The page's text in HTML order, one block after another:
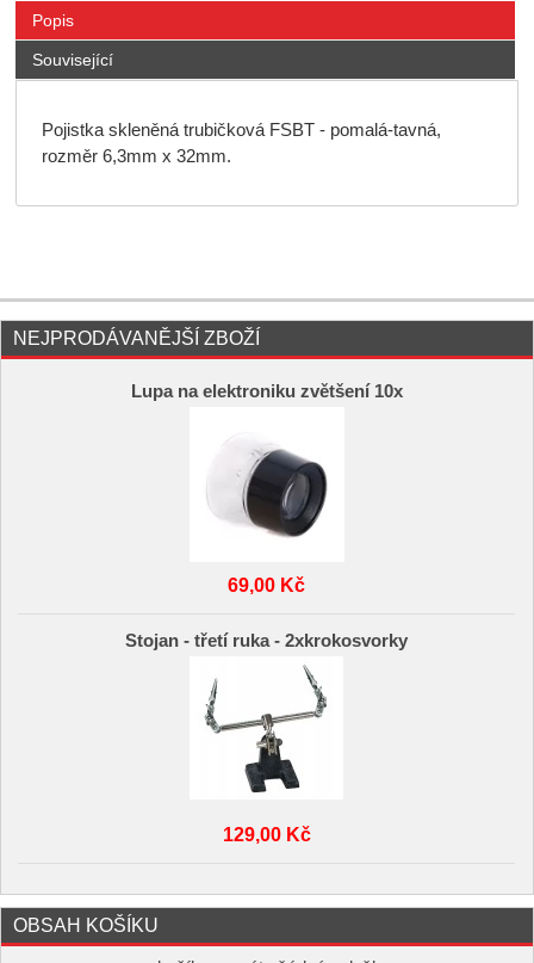
Popis
Související
Pojistka skleněná trubičková FSBT - pomalá-tavná,
rozměr 6,3mm x 32mm.
NEJPRODÁVANĚJŠÍ ZBOŽÍ
Lupa na elektroniku zvětšení 10x
69,00 Kč
Stojan - třetí ruka - 2xkrokosvorky
129,00 Kč
OBSAH KOŠÍKU